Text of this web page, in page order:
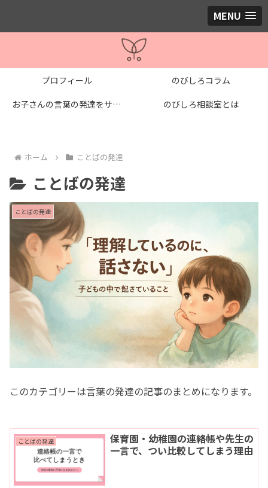
MENU
プロフィール
のびしろコラム
お子さんの言葉の発達をサポートする個別レッスン
のびしろ相談室とは
ホーム ことばの発達
ことばの発達
ことばの発達
このカテゴリーは言葉の発達の記事のまとめになります。
ことばの発達
保育園・幼稚園の連絡帳や先生の
一言で、つい比較してしまう理由